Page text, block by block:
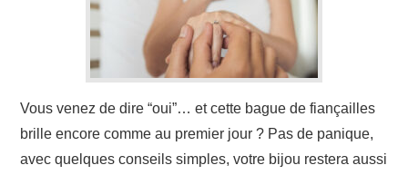
Vous venez de dire “oui”… et cette bague de fiançailles
brille encore comme au premier jour ? Pas de panique,
avec quelques conseils simples, votre bijou restera aussi